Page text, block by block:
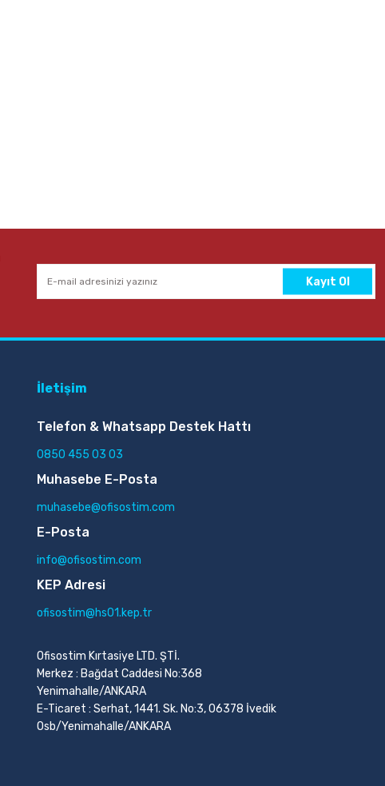
Kayıt Ol
İletişim
Telefon & Whatsapp Destek Hattı
0850 455 03 03
Muhasebe E-Posta
muhasebe@ofisostim.com
E-Posta
info@ofisostim.com
KEP Adresi
ofisostim@hs01.kep.tr
Ofisostim Kırtasiye LTD. ŞTİ.
Merkez : Bağdat Caddesi No:368
Yenimahalle/ANKARA
E-Ticaret : Serhat, 1441. Sk. No:3, 06378 İvedik
Osb/Yenimahalle/ANKARA